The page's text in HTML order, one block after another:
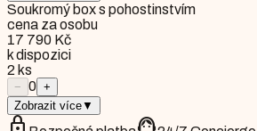
Soukromý box s pohostinstvím
cena za osobu
17 790 Kč
k dispozici
2 ks
− 0 +
Zobrazit více▼
lock support_agent